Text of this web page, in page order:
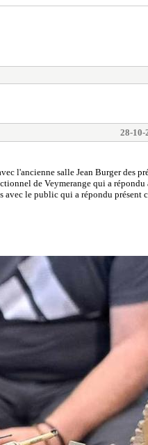
28-10-
l'ancienne salle Jean Burger des
de Veymerange qui a répondu
avec le public qui a répondu présent